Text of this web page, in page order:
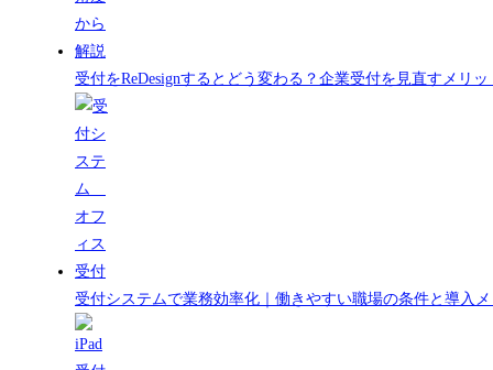
受付をReDesignするとどう変わる？企業受付を見直すメリ
受付システムで業務効率化｜働きやすい職場の条件と導入